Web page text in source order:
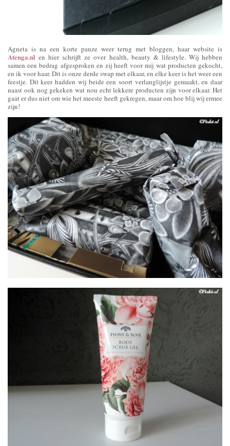
Agneta is na een korte pauze weer terug met bloggen, haar website is
Atenga.nl en hier schrijft ze over health, beauty & lifestyle. Wij hebben
samen een bedrag afgesproken en zij heeft voor mij wat producten gekocht,
en ik voor haar. Dit is onze derde swap met elkaar, en elke keer is het weer een
feestje. Dit keer hadden wij beide een soort verlanglijstje gemaakt, en daar
naast ook nog gekeken wat nou echt lekkere producten zijn voor elkaar. Het
gaat er dus niet om wie het meeste heeft gekregen, maar om hoe blij wij ermee
zijn!